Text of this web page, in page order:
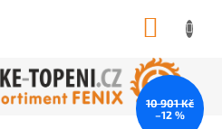
10 901 Kč
–12 %